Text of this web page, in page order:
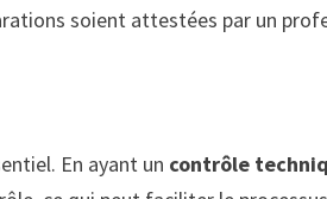
soient attestées par un
En ayant un contrôle